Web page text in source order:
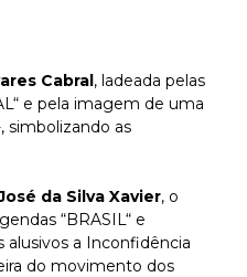
Cabral, ladeada pelas
e pela imagem de uma
simbolizando as
da Silva Xavier, o
“BRASIL“ e
alusivos a Inconfidência
do movimento dos